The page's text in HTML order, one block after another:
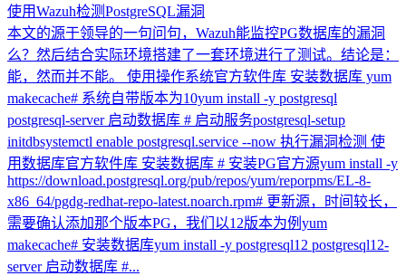
使用Wazuh检测PostgreSQL漏洞
本文的源于领导的一句问句，Wazuh能监控PG数据库的漏洞
么？然后结合实际环境搭建了一套环境进行了测试。结论是：
能，然而并不能。 使用操作系统官方软件库 安装数据库 yum
makecache# 系统自带版本为10yum install -y postgresql
postgresql-server 启动数据库 # 启动服务postgresql-setup
initdbsystemctl enable postgresql.service --now 执行漏洞检测 使
用数据库官方软件库 安装数据库 # 安装PG官方源yum install -y
https://download.postgresql.org/pub/repos/yum/reporpms/EL-8-
x86_64/pgdg-redhat-repo-latest.noarch.rpm# 更新源，时间较长，
需要确认添加那个版本PG，我们以12版本为例yum
makecache# 安装数据库yum install -y postgresql12 postgresql12-
server 启动数据库 #...